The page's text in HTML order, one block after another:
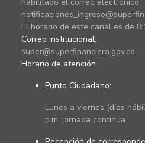
habilitado el correo electrónico
El horario de este canal es de
Correo institucional:
super@superfinanciera.gov.co
Horario de atención
Punto Ciudadano:
Lunes a viernes (días
p.m. jornada continua